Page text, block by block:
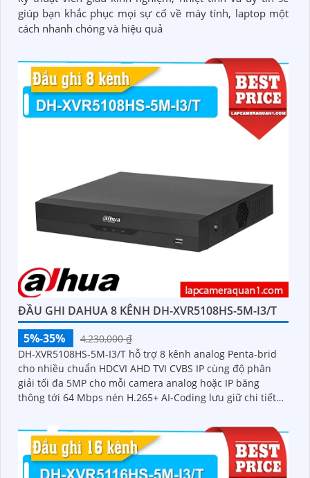
giúp bạn khắc phục mọi sự cố về máy tính, laptop một
cách nhanh chóng và hiệu quả
ĐẦU GHI DAHUA 8 KÊNH DH-XVR5108HS-5M-I3/T
5%-35%
4,230,000 ₫
DH-XVR5108HS-5M-I3/T hỗ trợ 8 kênh analog Penta-brid
cho nhiều chuẩn HDCVI AHD TVI CVBS IP cùng độ phân
giải tối đa 5MP cho mỗi camera analog hoặc IP băng
thông tới 64 Mbps nén H.265+ AI-Coding lưu giữ chi tiết